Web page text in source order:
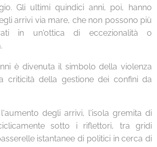
Gli ultimi quindici anni, poi, hanno
arrivi via mare, che non possono più
in un'ottica di eccezionalità o
è divenuta il simbolo della violenza
criticità della gestione dei confini da
degli arrivi, l'isola gremita di
sotto i riflettori, tra gridi
istantanee di politici in cerca di